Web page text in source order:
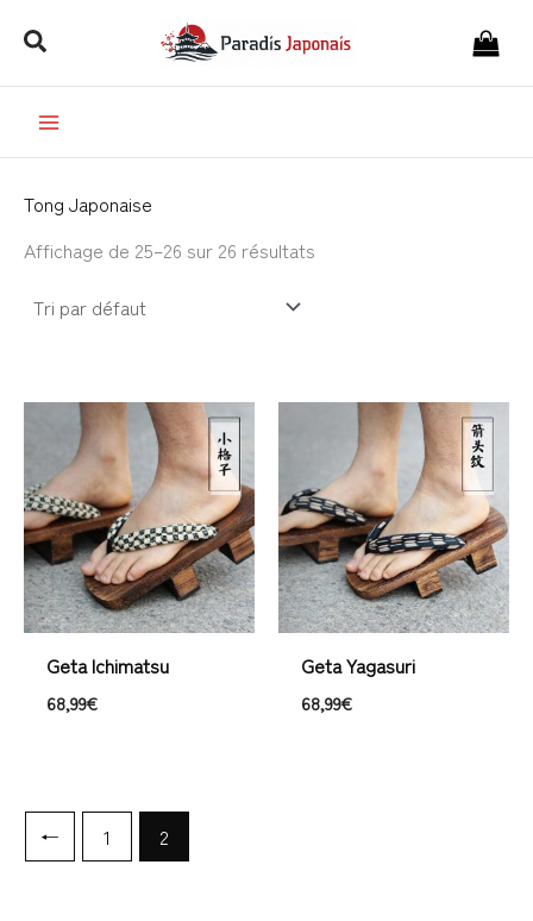
contenu
Rechercher
Tong Japonaise
Affichage de 25–26 sur 26 résultats
Geta Ichimatsu
68,99€
Geta Yagasuri
68,99€
← 1 2